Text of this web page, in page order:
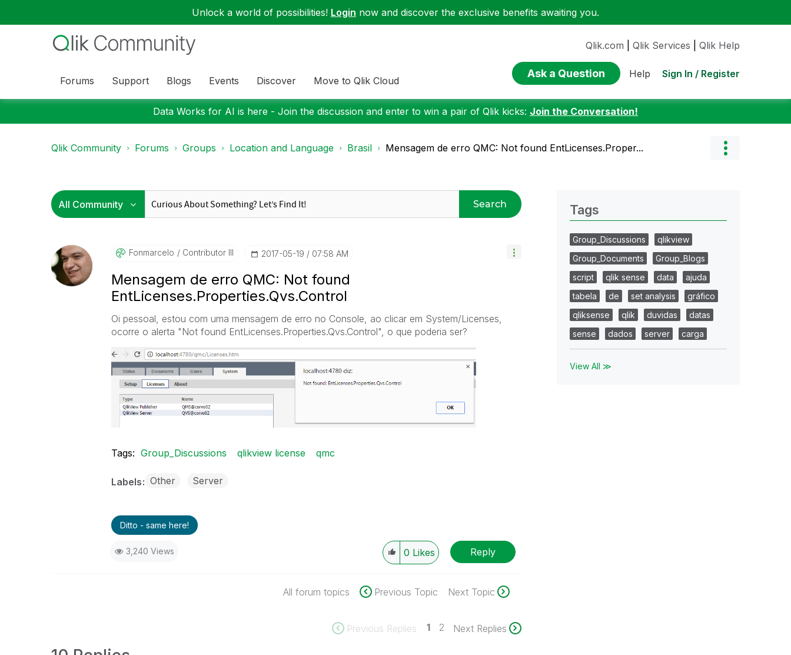
Unlock a world of possibilities! Login now and discover the exclusive benefits awaiting you.
Forums Support Blogs Events Discover Move to Qlik Cloud
Qlik.com Qlik Services Qlik Help
Ask a Question Help Sign In / Register
Data Works for AI is here - Join the discussion and enter to win a pair of Qlik kicks: Join the Conversation!
Qlik Community Forums Groups Location and Language Brasil Mensagem de erro QMC: Not found EntLicenses.Proper...
Search
Fonmarcelo Contributor III ‎2017-05-19 07:58 AM
Mensagem de erro QMC: Not found
EntLicenses.Properties.Qvs.Control
Oi pessoal, estou com uma mensagem de erro no Console, ao clicar em System/Licenses,
ocorre o alerta "Not found EntLicenses.Properties.Qvs.Control", o que poderia ser?
Tags: Group_Discussions qlikview license qmc
Labels Other Server
Ditto - same here!
3,240 Views 0 Likes Reply
All forum topics Previous Topic Next Topic
Previous Replies 1 2 Next Replies
Tags
Group_Discussions
qlikview
Group_Documents
Group_Blogs
script
qlik sense data
ajuda
tabela
de set analysis
gráfico
qliksense
qlik duvidas
datas
sense
dados server carga
View All ≫